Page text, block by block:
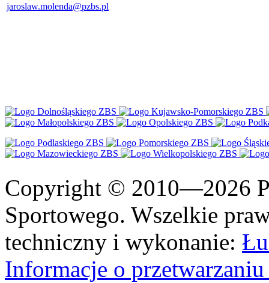
jaroslaw.molenda@pzbs.pl
Copyright © 2010—2026
Sportowego. Wszelkie
techniczny i wykonanie:
Informacje o